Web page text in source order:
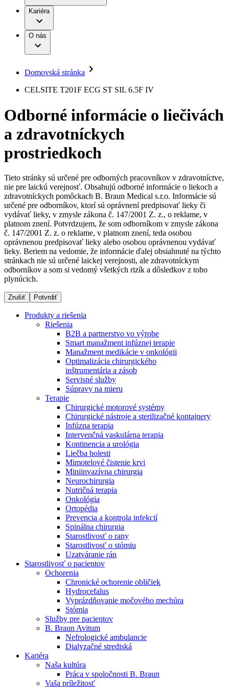
Terapie
Kontinencia a urológia
Liečba bolesti
Miniinvazívna chirurgia
Nutričná terapia
Onkológia
Ortopédia
Prevencia a kontrola infekcií
Spinálna chirurgia
Starostlivosť o rany
Uzatváranie rán
Riešenia
Terapie
Produktový katalóg​
Objavte naše produkty. ​Navštívte produktový katalóg B.
Braun​ s našim kompletným produktovým portfóliom.​
B. Braun Avitum
Ochorenia
Služby pre pacientov
Dialyzačné strediská
B. Braun Avitum poskytuje kvalitnú dialyzačnú starostlivosť
vo všetkých svojich strediskách na Slovensku. Viac
informácií nájdete na stránke jednotlivých stredísk.
Nefrologické ambulancie
V nefrologických ambulanciách prevádzkujeme poradenstvo
a prípravu pacientov k jednotlivým metódam náhrady funkcie
obličiek. Zvoľte si mesto, ktoré potrebujete a navštívte nás.
Práca a kariéra
Naša kultúra
Vaša príležitosť
Nájdite si prácu u nás​
Objavte svoje kariérne príležitosti ​v B. Braun. Vyhľadajte náš
trh práce​ pre zaujímavé pozície na Slovensku.​
Zodpovednosť
Médiá
Tlačové správy
Kontakt
Kontaktný formulár
Spoločnosť
Médiá
Kontakt
Zostaňte v dialógu s B. Braun. Kontaktujte nás.
Kariéra
O nás
Domovská stránka
CELSITE T201F ECG ST SIL 6.5F IV
Odborné informácie o liečivách
a zdravotníckych
prostriedkoch
Tieto stránky sú určené pre odborných pracovníkov v zdravotníctve,
nie pre laickú verejnosť. Obsahujú odborné informácie o liekoch a
zdravotníckych pomôckach B. Braun Medical s.r.o. Informácie sú
určené pre odborníkov, ktorí sú oprávnení predpisovať lieky či
vydávať lieky, v zmysle zákona č. 147/2001 Z. z., o reklame, v
platnom znení. Potvrdzujem, že som odborníkom v zmysle zákona
č. 147/2001 Z. z. o reklame, v platnom znení, teda osobou
oprávnenou predpisovať lieky alebo osobou oprávnenou vydávať
lieky. Beriem na vedomie, že informácie ďalej obsiahnuté na týchto
stránkach nie sú určené laickej verejnosti, ale zdravotníckym
odborníkov a som si vedomý všetkých rizík a dôsledkov z toho
plynúcich.
Zrušiť Potvrdiť
Produkty a riešenia
Riešenia
B2B a partnerstvo vo výrobe
Smart manažment infúznej terapie
Manažment medikácie v onkológii
Optimalizácia chirurgického
inštrumentária a zásob
Servisné služby
Súpravy na mieru
Terapie
Chirurgické motorové systémy
Chirurgické nástroje a sterilizačné kontajnery
Infúzna terapia
Intervenčná vaskulárna terapia
Kontinencia a urológia
Liečba bolesti
Mimotelové čistenie krvi
Miniinvazívna chirurgia
Neurochirurgia
Nutričná terapia
Onkológia
Ortopédia
Prevencia a kontrola infekcií
Spinálna chirurgia
Starostlivosť o rany
Starostlivosť o stómiu
Uzatváranie rán
Starostlivosť o pacientov
Ochorenia
Chronické ochorenie obličiek
Hydrocefalus
Vyprázdňovanie močového mechúra
Stómia
Služby pre pacientov
B. Braun Avitum
Nefrologické ambulancie
Dialyzačné strediská
Kariéra
Naša kultúra
Práca v spoločnosti B. Braun
Vaša príležitosť